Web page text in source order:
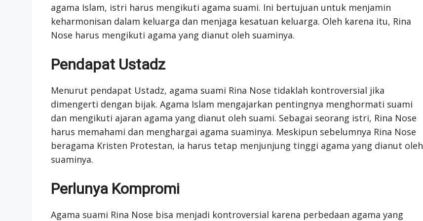
agama Islam, istri harus mengikuti agama suami. Ini bertujuan untuk menjamin
keharmonisan dalam keluarga dan menjaga kesatuan keluarga. Oleh karena itu, Rina
Nose harus mengikuti agama yang dianut oleh suaminya.
Pendapat Ustadz
Menurut pendapat Ustadz, agama suami Rina Nose tidaklah kontroversial jika
dimengerti dengan bijak. Agama Islam mengajarkan pentingnya menghormati suami
dan mengikuti ajaran agama yang dianut oleh suami. Sebagai seorang istri, Rina Nose
harus memahami dan menghargai agama suaminya. Meskipun sebelumnya Rina Nose
beragama Kristen Protestan, ia harus tetap menjunjung tinggi agama yang dianut oleh
suaminya.
Perlunya Kompromi
Agama suami Rina Nose bisa menjadi kontroversial karena perbedaan agama yang